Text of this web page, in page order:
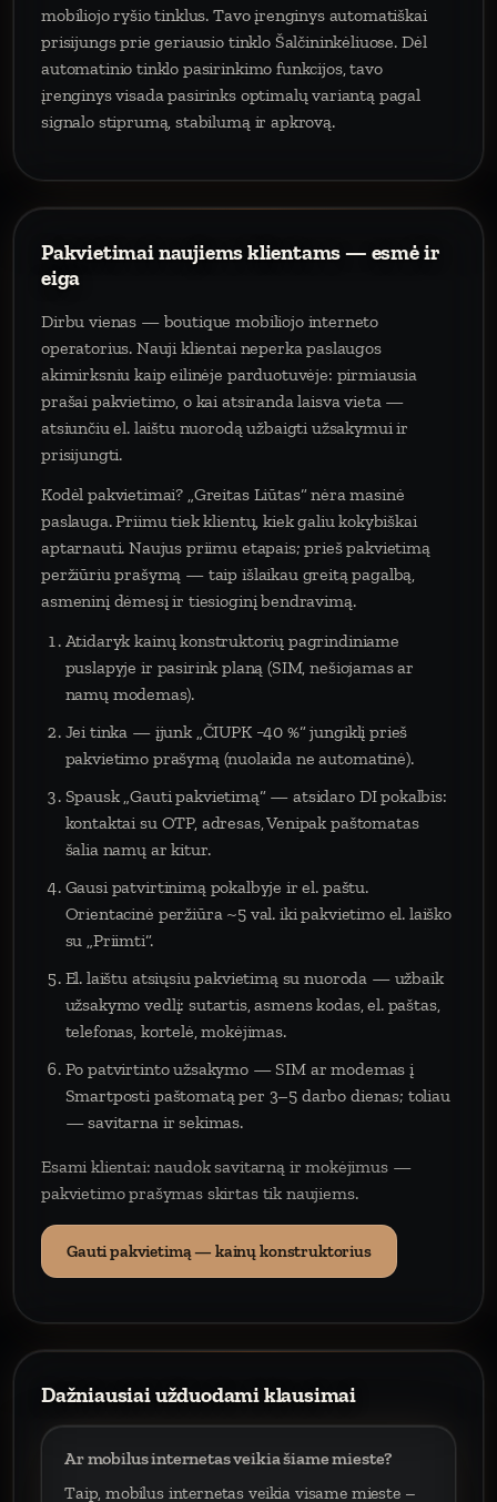
mobiliojo ryšio tinklus. Tavo įrenginys automatiškai
prisijungs prie geriausio tinklo Šalčininkėliuose. Dėl
automatinio tinklo pasirinkimo funkcijos, tavo
įrenginys visada pasirinks optimalų variantą pagal
signalo stiprumą, stabilumą ir apkrovą.
Pakvietimai naujiems klientams — esmė ir
eiga
Dirbu vienas — boutique mobiliojo interneto
operatorius. Nauji klientai neperka paslaugos
akimirksniu kaip eilinėje parduotuvėje: pirmiausia
prašai pakvietimo, o kai atsiranda laisva vieta —
atsiunčiu el. laištu nuorodą užbaigti užsakymui ir
prisijungti.
Kodėl pakvietimai? „Greitas Liūtas“ nėra masinė
paslauga. Priimu tiek klientų, kiek galiu kokybiškai
aptarnauti. Naujus priimu etapais; prieš pakvietimą
peržiūriu prašymą — taip išlaikau greitą pagalbą,
asmeninį dėmesį ir tiesioginį bendravimą.
Atidaryk kainų konstruktorių pagrindiniame
puslapyje ir pasirink planą (SIM, nešiojamas ar
namų modemas).
Jei tinka — įjunk „ČIUPK −40 %“ jungiklį prieš
pakvietimo prašymą (nuolaida ne automatinė).
Spausk „Gauti pakvietimą“ — atsidaro DI pokalbis:
kontaktai su OTP, adresas, Venipak paštomatas
šalia namų ar kitur.
Gausi patvirtinimą pokalbyje ir el. paštu.
Orientacinė peržiūra ~5 val. iki pakvietimo el. laiško
su „Priimti“.
El. laištu atsiųsiu pakvietimą su nuoroda — užbaik
užsakymo vedlį: sutartis, asmens kodas, el. paštas,
telefonas, kortelė, mokėjimas.
Po patvirtinto užsakymo — SIM ar modemas į
Smartposti paštomatą per 3–5 darbo dienas; toliau
— savitarna ir sekimas.
Esami klientai: naudok savitarną ir mokėjimus —
pakvietimo prašymas skirtas tik naujiems.
Gauti pakvietimą — kainų konstruktorius
Dažniausiai užduodami klausimai
Ar mobilus internetas veikia šiame mieste?
Taip, mobilus internetas veikia visame mieste –